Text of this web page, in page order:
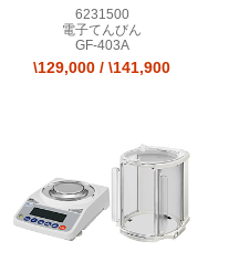
6231500
電子てんびん
GF-403A
\129,000 / \141,900